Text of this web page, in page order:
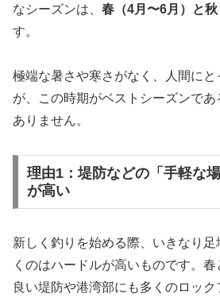
なシーズンは、 春（4月〜6月）と秋
す。
極端な暑さや寒さがなく、人間に
が、この時期がベストシーズンで
ありません。
理由1：堤防などの「手軽な
が高い
新しく釣りを始める際、いきなり
くのはハードルが高いものです。
良い堤防や港湾部にも多くのロッ